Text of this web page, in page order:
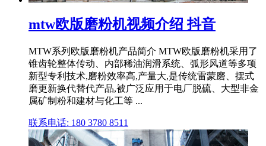
mtw欧版磨粉机视频介绍 抖音
MTW系列欧版磨粉机产品简介 MTW欧版磨粉机采用了
锥齿轮整体传动、内部稀油润滑系统、弧形风道等多项
新型专利技术,磨粉效率高,产量大,是传统雷蒙磨、摆式
磨更新换代替代产品,被广泛应用于电厂脱硫、大型非金
属矿制粉和建材与化工等 ...
联系电话: 180 3780 8511